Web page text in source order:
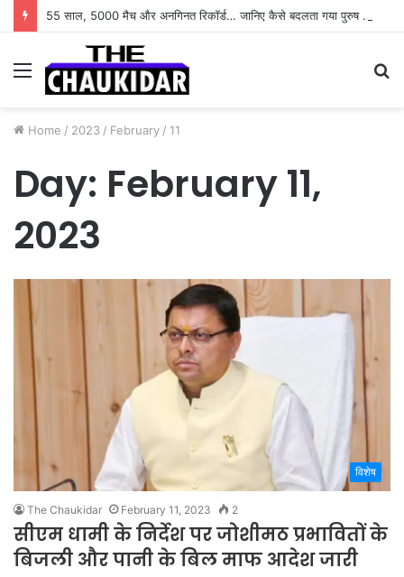
55 साल, 5000 मैच और अनगिनत रिकॉर्ड… जानिए कैसे बदलता गया पुरुष वनडे क्रिकेट का रोमांच
Menu
Home / 2023 / February / 11
Day: February 11,
2023
विशेष
The Chaukidar February 11, 2023 2
सीएम धामी के निर्देश पर जोशीमठ प्रभावितों के
बिजली और पानी के बिल माफ आदेश जारी